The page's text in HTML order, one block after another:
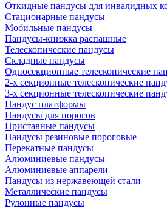
Откидные пандусы для инвалидных
Стационарные пандусы
Мобильные пандусы
Пандусы-книжка распашные
Телескопические пандусы
Складные пандусы
Односекционные телескопические
2-х секционные телескопические
3-х секционные телескопические
Пандус платформы
Пандусы для порогов
Приставные пандусы
Пандусы резиновые пороговые
Перекатные пандусы
Алюминиевые пандусы
Алюминиевые аппарели
Пандусы из нержавеющей стали
Металлические пандусы
Рулонные пандусы